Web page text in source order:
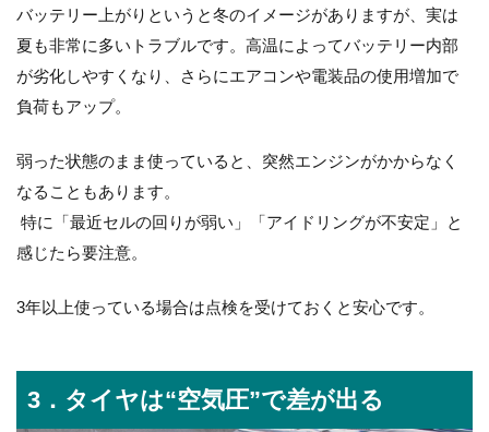
バッテリー上がりというと冬のイメージがありますが、実は
夏も非常に多いトラブルです。高温によってバッテリー内部
が劣化しやすくなり、さらにエアコンや電装品の使用増加で
負荷もアップ。
弱った状態のまま使っていると、突然エンジンがかからなく
なることもあります。
特に「最近セルの回りが弱い」「アイドリングが不安定」と
感じたら要注意。
3年以上使っている場合は点検を受けておくと安心です。
3．タイヤは“空気圧”で差が出る